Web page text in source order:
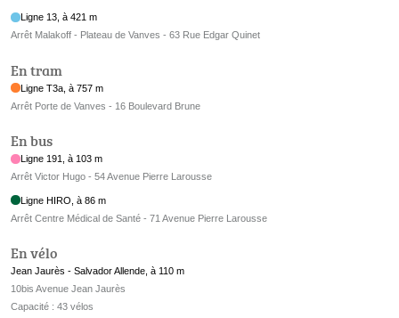
Ligne 13, à 421 m
Arrêt Malakoff - Plateau de Vanves - 63 Rue Edgar Quinet
En tram
Ligne T3a, à 757 m
Arrêt Porte de Vanves - 16 Boulevard Brune
En bus
Ligne 191, à 103 m
Arrêt Victor Hugo - 54 Avenue Pierre Larousse
Ligne HIRO, à 86 m
Arrêt Centre Médical de Santé - 71 Avenue Pierre Larousse
En vélo
Jean Jaurès - Salvador Allende, à 110 m
10bis Avenue Jean Jaurès
Capacité : 43 vélos